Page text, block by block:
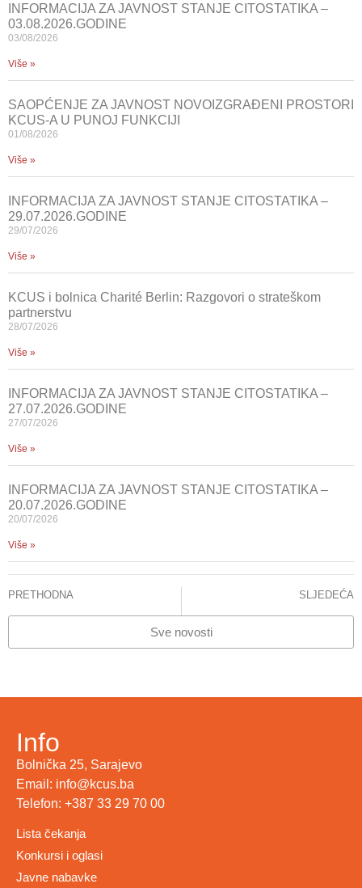
INFORMACIJA ZA JAVNOST STANJE CITOSTATIKA –
03.08.2026.GODINE
03/08/2026
Više »
SAOPĆENJE ZA JAVNOST NOVOIZGRAĐENI PROSTORI
KCUS-A U PUNOJ FUNKCIJI
01/08/2026
Više »
INFORMACIJA ZA JAVNOST STANJE CITOSTATIKA –
29.07.2026.GODINE
29/07/2026
Više »
KCUS i bolnica Charité Berlin: Razgovori o strateškom
partnerstvu
28/07/2026
Više »
INFORMACIJA ZA JAVNOST STANJE CITOSTATIKA –
27.07.2026.GODINE
27/07/2026
Više »
INFORMACIJA ZA JAVNOST STANJE CITOSTATIKA –
20.07.2026.GODINE
20/07/2026
Više »
PRETHODNA SLJEDEĆA
Sve novosti
Info
Bolnička 25, Sarajevo
Email: info@kcus.ba
Telefon: +387 33 29 70 00
Lista čekanja
Konkursi i oglasi
Javne nabavke